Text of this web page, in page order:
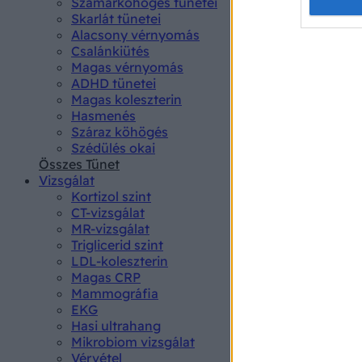
Skarlát tünetei
Alacsony vérnyomás
Csalánkiütés
Magas vérnyomás
ADHD tünetei
Magas koleszterin
Hasmenés
Száraz köhögés
Szédülés okai
Összes Tünet
Vizsgálat
Kortizol szint
CT-vizsgálat
MR-vizsgálat
Triglicerid szint
LDL-koleszterin
Magas CRP
Mammográfia
EKG
Hasi ultrahang
Mikrobiom vizsgálat
Vérvétel